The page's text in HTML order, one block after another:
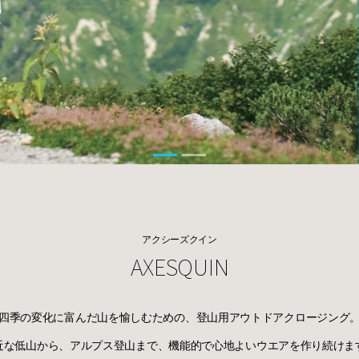
アクシーズクイン
AXESQUIN
季の変化に富んだ山を愉しむための、 登山用アウトドアクロージング
な低山から、アルプス登山まで、機能的で心地よいウエアを作り続けま